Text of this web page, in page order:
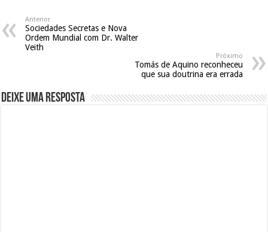
Anterior
Sociedades Secretas e Nova
Ordem Mundial com Dr. Walter
Veith
Próximo
Tomás de Aquino reconheceu
que sua doutrina era errada
Deixe uma resposta